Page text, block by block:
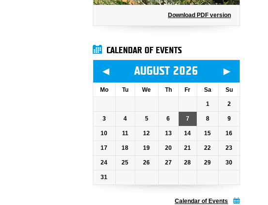
Download PDF version
CALENDAR OF EVENTS
◄ AUGUST 2026 ►
Mo Tu We Th Fr Sa Su
1 2
3 4 5 6 7 8 9
10 11 12 13 14 15 16
17 18 19 20 21 22 23
24 25 26 27 28 29 30
31
Calendar of Events